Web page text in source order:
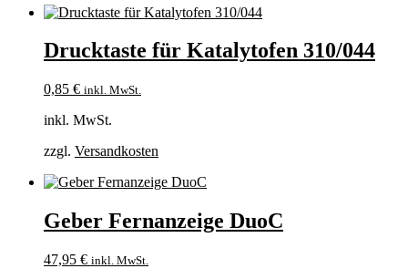
Drucktaste für Katalytofen 310/044
0,85 € inkl. MwSt.
inkl. MwSt.
zzgl. Versandkosten
Geber Fernanzeige DuoC
47,95 € inkl. MwSt.